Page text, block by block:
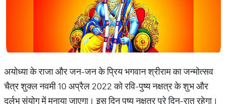
अयोध्या के राजा और जन-जन के प्रिय भगवान श्रीराम का जन्मोत्सव
चैत्र शुक्ल नवमी 10 अप्रैल 2022 को रवि-पुष्य नक्षत्र के शुभ और
दुर्लभ संयोग में मनाया जाएगा। इस दिन पुष्य नक्षत्र पूरे दिन-रात रहेगा।